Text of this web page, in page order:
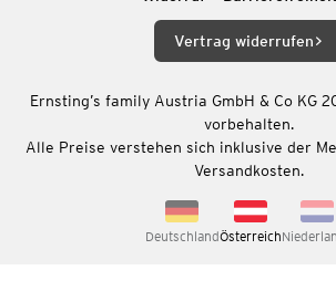
Vertrag widerrufen
Ernsting’s family Austria GmbH & Co KG
vorbehalten.
Alle Preise verstehen sich inklusive der
Versandkosten.
DeutschlandÖsterreich